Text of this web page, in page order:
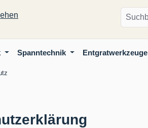
springen
Spanntechnik Entgratwerkzeuge